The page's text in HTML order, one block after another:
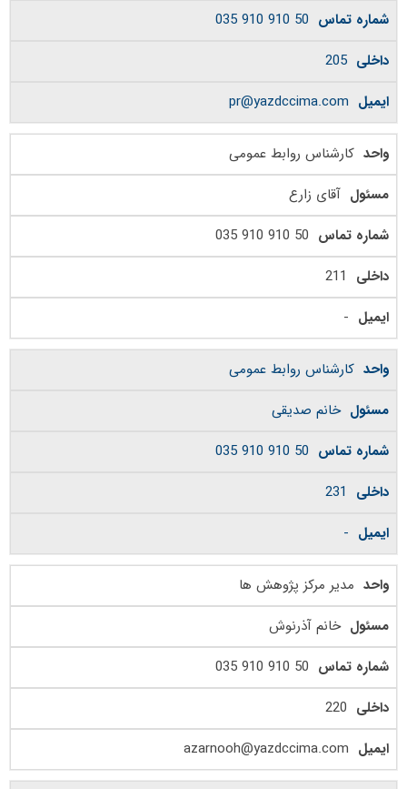
50 910 910 035
205
pr@yazdccima.com
کارشناس روابط عمومی
آقای زارع
50 910 910 035
211
-
کارشناس روابط عمومی
خانم صدیقی
50 910 910 035
231
-
مدیر مرکز پژوهش ها
خانم آذرنوش
50 910 910 035
220
azarnooh@yazdccima.com